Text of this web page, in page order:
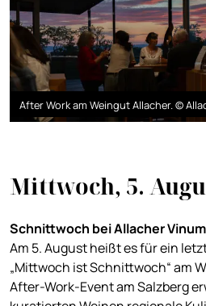
After Work am Weingut Allacher. ©
Mittwoch, 5.
Schnittwoch bei Allacher
Am 5. August heißt es für ein
„Mittwoch ist Schnittwoch“ am
After-Work-Event am Salzberg